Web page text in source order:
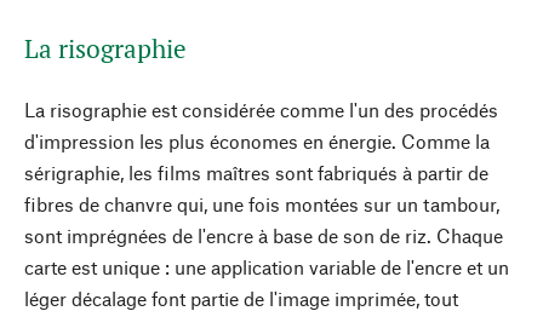
La risographie
La risographie est considérée comme l'un des procédés
d'impression les plus économes en énergie. Comme la
sérigraphie, les films maîtres sont fabriqués à partir de
fibres de chanvre qui, une fois montées sur un tambour,
sont imprégnées de l'encre à base de son de riz. Chaque
carte est unique : une application variable de l'encre et un
léger décalage font partie de l'image imprimée, tout